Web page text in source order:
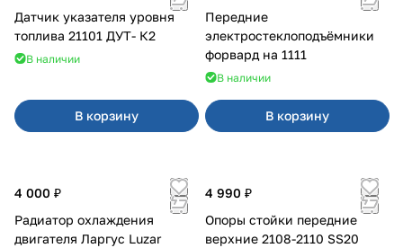
Датчик указателя уровня
топлива 21101 ДУТ- К2
В наличии
В корзину
Передние
электростеклоподъёмники
форвард на 1111
В наличии
В корзину
4 000 ₽
Радиатор охлаждения
двигателя Ларгус Luzar
4 990 ₽
Опоры стойки передние
верхние 2108-2110 SS20